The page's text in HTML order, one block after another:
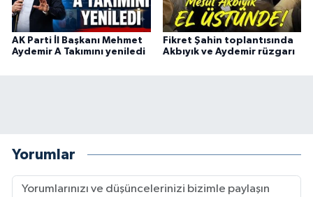
AK Parti İl Başkanı Mehmet
Aydemir A Takımını yeniledi
Fikret Şahin toplantısında
Akbıyık ve Aydemir rüzgarı
Yorumlar